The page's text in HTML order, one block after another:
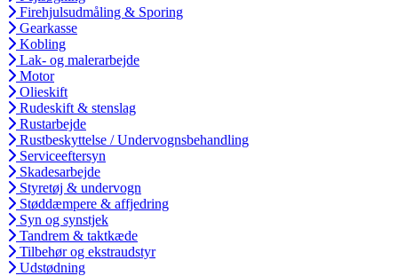
Firehjulsudmåling & Sporing
Gearkasse
Kobling
Lak- og malerarbejde
Motor
Olieskift
Rudeskift & stenslag
Rustarbejde
Rustbeskyttelse / Undervognsbehandling
Serviceeftersyn
Skadesarbejde
Styretøj & undervogn
Støddæmpere & affjedring
Syn og synstjek
Tandrem & taktkæde
Tilbehør og ekstraudstyr
Udstødning